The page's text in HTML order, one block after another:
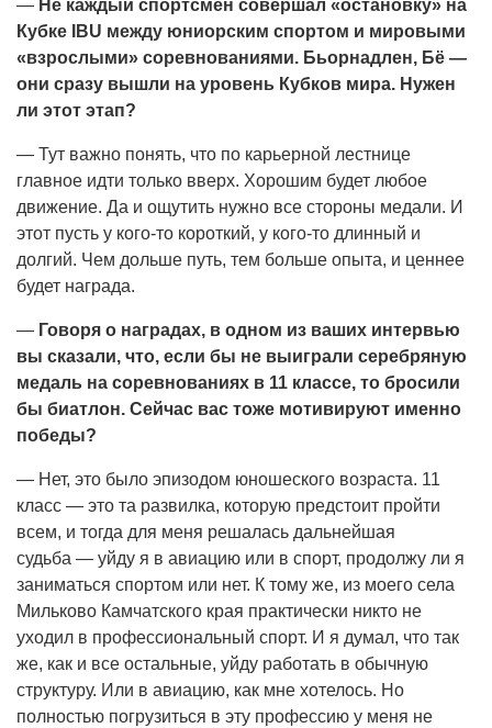
— Не каждый спортсмен совершал «остановку» на
Кубке IBU между юниорским спортом и мировыми
«взрослыми» соревнованиями. Бьорнадлен, Бё —
они сразу вышли на уровень Кубков мира. Нужен
ли этот этап?
— Тут важно понять, что по карьерной лестнице
главное идти только вверх. Хорошим будет любое
движение. Да и ощутить нужно все стороны медали. И
этот пусть у кого-то короткий, у кого-то длинный и
долгий. Чем дольше путь, тем больше опыта, и ценнее
будет награда.
— Говоря о наградах, в одном из ваших интервью
вы сказали, что, если бы не выиграли серебряную
медаль на соревнованиях в 11 классе, то бросили
бы биатлон. Сейчас вас тоже мотивируют именно
победы?
— Нет, это было эпизодом юношеского возраста. 11
класс — это та развилка, которую предстоит пройти
всем, и тогда для меня решалась дальнейшая
судьба — уйду я в авиацию или в спорт, продолжу ли я
заниматься спортом или нет. К тому же, из моего села
Мильково Камчатского края практически никто не
уходил в профессиональный спорт. И я думал, что так
же, как и все остальные, уйду работать в обычную
структуру. Или в авиацию, как мне хотелось. Но
полностью погрузиться в эту профессию у меня не